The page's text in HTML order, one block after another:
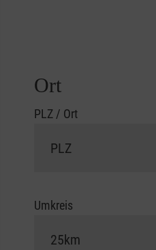
Ort
PLZ / Ort
Umkreis